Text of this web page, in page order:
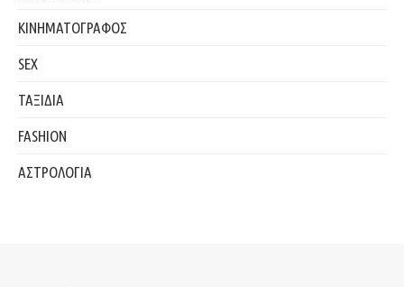
ΚΙΝΗΜΑΤΟΓΡΑΦΟΣ
SEX
ΤΑΞΙΔΙΑ
FASHION
ΑΣΤΡΟΛΟΓΙΑ